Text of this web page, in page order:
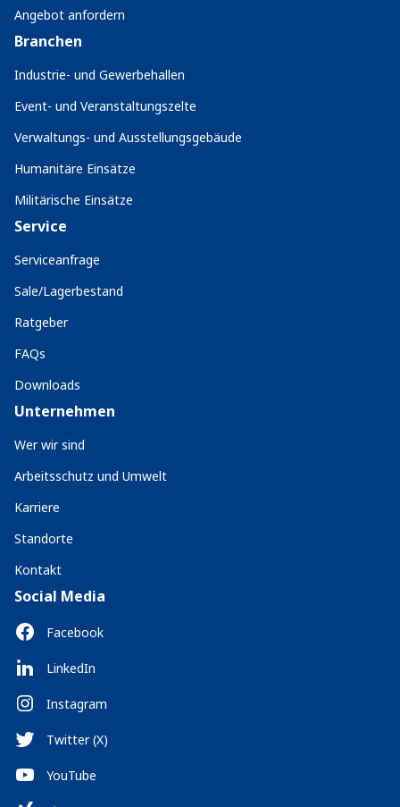
Angebot anfordern
Branchen
Industrie- und Gewerbehallen
Event- und Veranstaltungszelte
Verwaltungs- und Ausstellungsgebäude
Humanitäre Einsätze
Militärische Einsätze
Service
Serviceanfrage
Sale/Lagerbestand
Ratgeber
FAQs
Downloads
Unternehmen
Wer wir sind
Arbeitsschutz und Umwelt
Karriere
Standorte
Kontakt
Social Media
Facebook
LinkedIn
Instagram
Twitter (X)
YouTube